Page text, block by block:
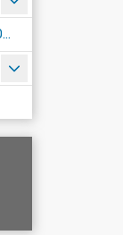
MIĘDZYZAKŁADOWA KASA ZAPOMOGOWO-POŻYCZKOWA